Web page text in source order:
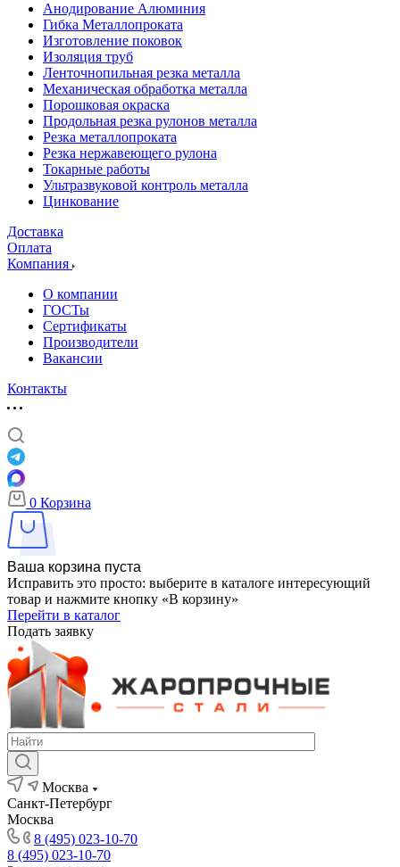
Анодирование Алюминия
Гибка Металлопроката
Изготовление поковок
Изоляция труб
Ленточнопильная резка металла
Механическая обработка металла
Порошковая окраска
Продольная резка рулонов металла
Резка металлопроката
Резка нержавеющего рулона
Токарные работы
Ультразвуковой контроль металла
Цинкование
Доставка
Оплата
Компания
О компании
ГОСТы
Сертификаты
Производители
Вакансии
Контакты
0 Корзина
Ваша корзина пуста
Исправить это просто: выберите в каталоге интересующий
товар и нажмите кнопку «В корзину»
Перейти в каталог
Подать заявку
Москва
Санкт-Петербург
Москва
8 (495) 023-10-70
8 (495) 023-10-70